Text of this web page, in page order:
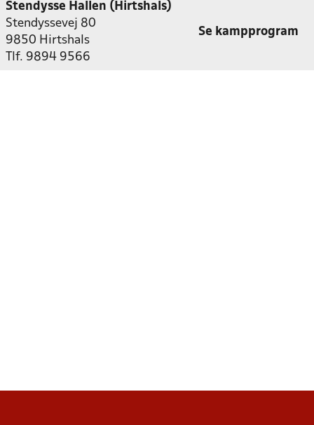
Stendysse Hallen (Hirtshals)
Stendyssevej 80
9850 Hirtshals
Tlf. 9894 9566
Se kampprogram